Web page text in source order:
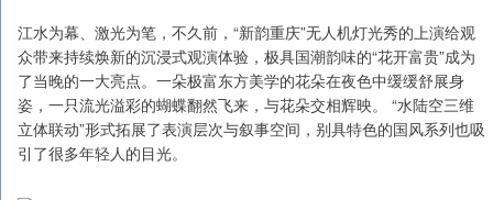
江水为幕、激光为笔，不久前，“新韵重庆”无人机灯光秀的上演给观
众带来持续焕新的沉浸式观演体验，极具国潮韵味的“花开富贵”成为
了当晚的一大亮点。一朵极富东方美学的花朵在夜色中缓缓舒展身
姿，一只流光溢彩的蝴蝶翻然飞来，与花朵交相辉映。 “水陆空三维
立体联动”形式拓展了表演层次与叙事空间，别具特色的国风系列也吸
引了很多年轻人的目光。